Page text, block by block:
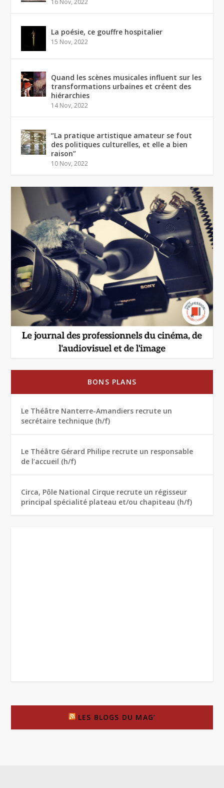
La poésie, ce gouffre hospitalier
15 Nov, 2022
Quand les scènes musicales influent sur les
transformations urbaines et créent des
hiérarchies
14 Nov, 2022
“La pratique artistique amateur se fout
des politiques culturelles, et elle a bien
raison”
10 Nov, 2022
BONS PLANS
Le Théâtre Nanterre-Amandiers recrute un
secrétaire technique (h/f)
Le Théâtre Gérard Philipe recrute un responsable
de l’accueil (h/f)
Circa, Pôle National Cirque recrute un régisseur
principal spécialité plateau et/ou chapiteau (h/f)
LES BLOGS DU MAG’